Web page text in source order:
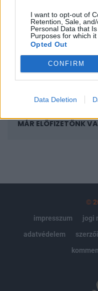
I want to opt-out of
Retention, Sale,
Personal Data that
Purposes for which it
Opted Out
CONFIRM
Data Deletion
Az előfizetés a
Portfolio.hu teljes
Kötéslisták: BÉT
kötéslistái
MÁR ELŐFIZETŐNK
©
impresszum
jogi
adatvédelem